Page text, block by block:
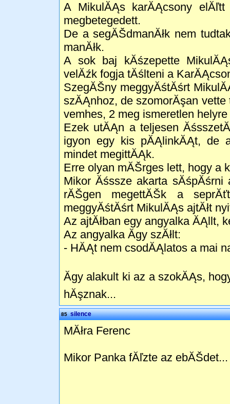
A MikulĂĄs karĂĄcsony elĂľtt
megbetegedett.
De a segĂŠdmanĂłk nem
manĂłk.
A sok baj kĂśzepette
velĂźk fogja tĂślteni a
SzegĂŠny meggyĂśtĂśrt
szĂĄnhoz, de szomorĂşan
vemhes, 2 meg ismeretlen
Ezek utĂĄn a teljesen
igyon egy kis pĂĄlinkĂĄt, de
mindet megittĂĄk.
Erre olyan mĂŠrges lett, hogy a
Mikor Ăśssze akarta
rĂŠgen megettĂŠk a
meggyĂśtĂśrt MikulĂĄs ajtĂłt
Az ajtĂłban egy angyalka ĂĄllt,
Az angyalka Ă­gy szĂłlt:
- HĂĄt nem csodĂĄlatos a mai
Ăgy alakult ki az a szokĂĄs,
hĂşznak...
85 silence
MĂłra Ferenc
Mikor Panka fĂľzte az ebĂŠdet...